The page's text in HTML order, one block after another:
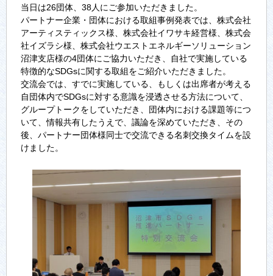
当日は26団体、38人にご参加いただきました。
パートナー企業・団体における取組事例発表では、株式会社
アーティスティックス様、株式会社イワサキ経営様、株式会
社イズラシ様、株式会社ウエストエネルギーソリューション
沼津支店様の4団体にご協力いただき、自社で実施している
特徴的なSDGsに関する取組をご紹介いただきました。
交流会では、すでに実施している、もしくは出席者が考える
自団体内でSDGsに対する意識を浸透させる方法について、
グループトークをしていただき、団体内における課題等につ
いて、情報共有したうえで、議論を深めていただき、その
後、パートナー団体様同士で交流できる名刺交換タイムを設
けました。